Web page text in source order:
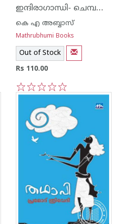
ഇന്ദിരാഗാന്ധി- ചെമ്പനിനീര്‍പ്പൂ വീണ്ടും
കെ എ അബ്ബാസ്‌
Mathrubhumi Books
Out of Stock
Rs 110.00
5
4
3
2
1